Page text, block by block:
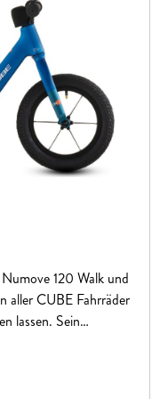
120 Walk und
aller CUBE Fahrräder
lassen. Sein
die Kids bei ihren
Stürzen –